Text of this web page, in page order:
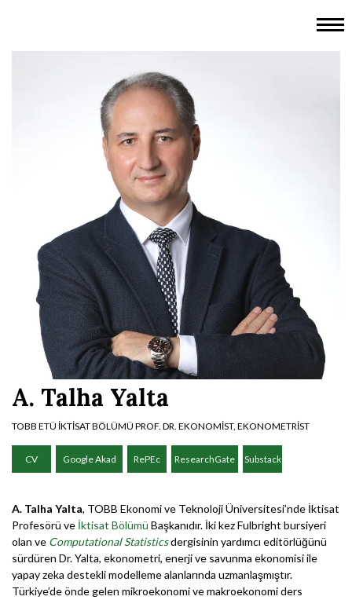
A. Talha Yalta
TOBB ETÜ İKTİSAT BÖLÜMÜ PROF. DR. EKONOMİST, EKONOMETRİST
CV Google Akad RePEc ResearchGate Substack
A. Talha Yalta, TOBB Ekonomi ve Teknoloji Üniversitesi’nde İktisat
Profesörü ve İktisat Bölümü Başkanıdır. İki kez Fulbright bursiyeri
olan ve Computational Statisticsdergisinin yardımcı editörlüğünü
sürdüren Dr. Yalta, ekonometri, enerji ve savunma ekonomisi ile
yapay zeka destekli modelleme alanlarında uzmanlaşmıştır.
Türkiye’de önde gelen mikroekonomi ve makroekonomi ders